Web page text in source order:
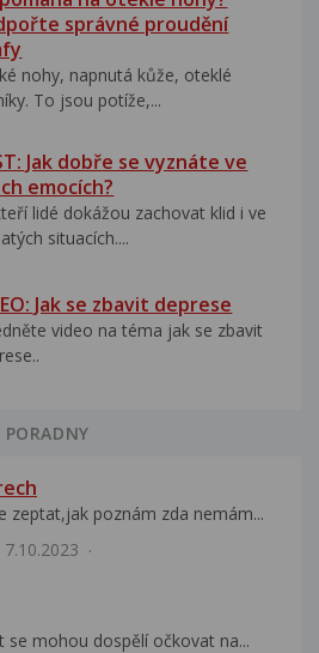
správné proudění
nohy, napnutá kůže, oteklé
To jsou potíže,...
Jak dobře se vyznáte ve
emocích?
lidé dokážou zachovat klid i ve
situacích....
Jak se zbavit deprese
video na téma jak se zbavit
zeptat,jak poznám zda nemám...
7.10.2023
se mohou dospělí očkovat na...